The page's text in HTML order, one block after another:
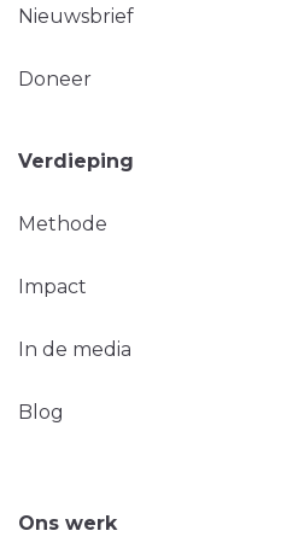
Nieuwsbrief
Doneer
Verdieping
Methode
Impact
In de media
Blog
Ons werk